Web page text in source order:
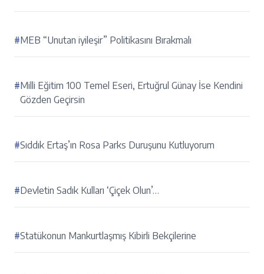
#MEB “Unutan iyileşir” Politikasını Bırakmalı
#Milli Eğitim 100 Temel Eseri, Ertuğrul Günay İse Kendini
Gözden Geçirsin
#Sıddık Ertaş’ın Rosa Parks Duruşunu Kutluyorum
#Devletin Sadık Kulları ‘Çiçek Olun’…
#Statükonun Mankurtlaşmış Kibirli Bekçilerine